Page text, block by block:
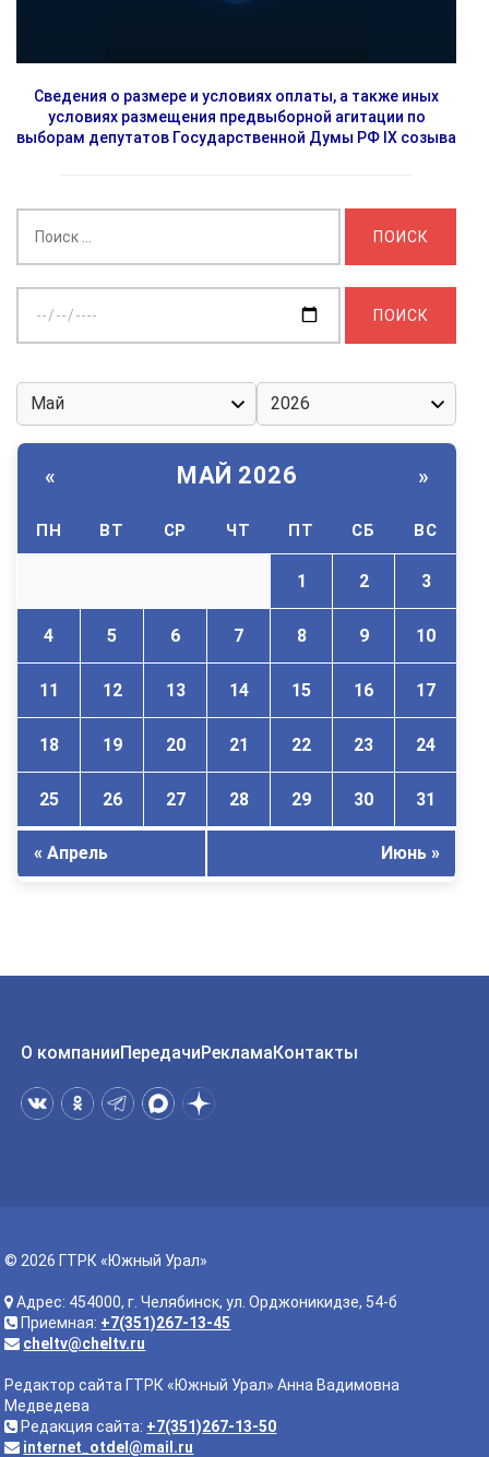
Сведения о размере и условиях оплаты, а также иных
условиях размещения предвыборной агитации по
выборам депутатов Государственной Думы РФ IX созыва
дату:
« МАЙ 2026 »
ПН ВТ СР ЧТ ПТ СБ ВС
1 2 3
4 5 6 7 8 9 10
11 12 13 14 15 16 17
18 19 20 21 22 23 24
25 26 27 28 29 30 31
« Апрель Июнь »
О компанииПередачиРекламаКонтакты
© 2026 ГТРК «Южный Урал»
Адрес: 454000, г. Челябинск, ул. Орджоникидзе, 54-б
Приемная: +7(351)267-13-45
cheltv@cheltv.ru
Редактор сайта ГТРК «Южный Урал» Анна Вадимовна
Медведева
Редакция сайта: +7(351)267-13-50
internet_otdel@mail.ru